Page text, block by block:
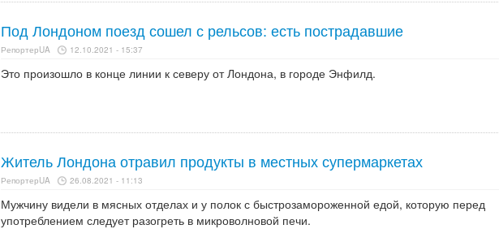
Под Лондоном поезд сошел с рельсов: есть пострадавшие
РепортерUA 12.10.2021 - 15:37
Это произошло в конце линии к северу от Лондона, в городе Энфилд.
Житель Лондона отравил продукты в местных супермаркетах
РепортерUA 26.08.2021 - 11:13
Мужчину видели в мясных отделах и у полок с быстрозамороженной едой, которую перед
употреблением следует разогреть в микроволновой печи.